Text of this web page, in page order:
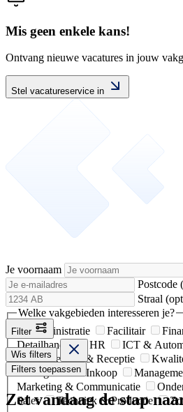
Mis geen enkele kans!
Ontvang nieuwe vacatures in jouw
Stel vacatureservice in
Je voornaam
Postcode
Straal
Welke vakgebieden interesseren je?
Administratie
Facilitair
Detailhandel
HR ICT &
Klantenservice & Receptie
Logistiek & Inkoop
Marketing & Communicatie
Sales
Techniek & Productie
Filter
Wis filters
Filters toepassen
Zet vandaag de stap